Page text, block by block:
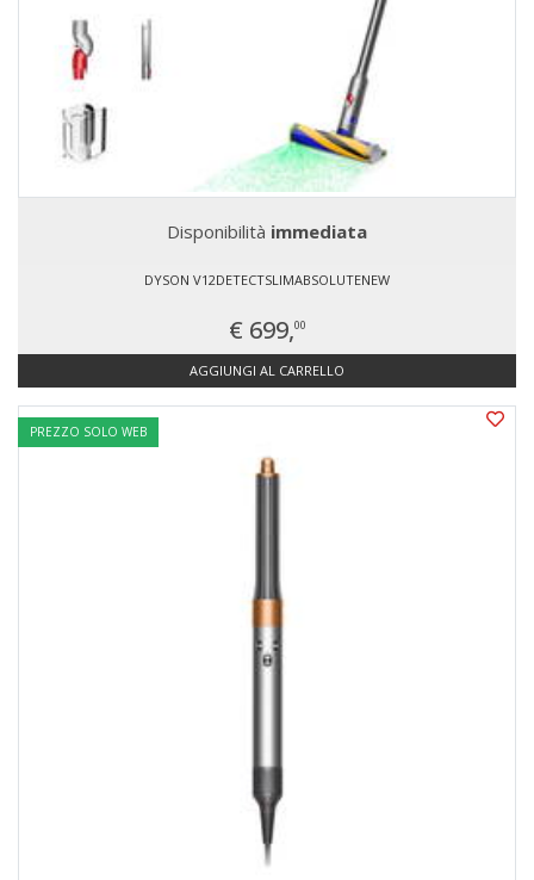
Disponibilità immediata
DYSON V12DETECTSLIMABSOLUTENEW
€ 699,00
AGGIUNGI AL CARRELLO
PREZZO SOLO WEB